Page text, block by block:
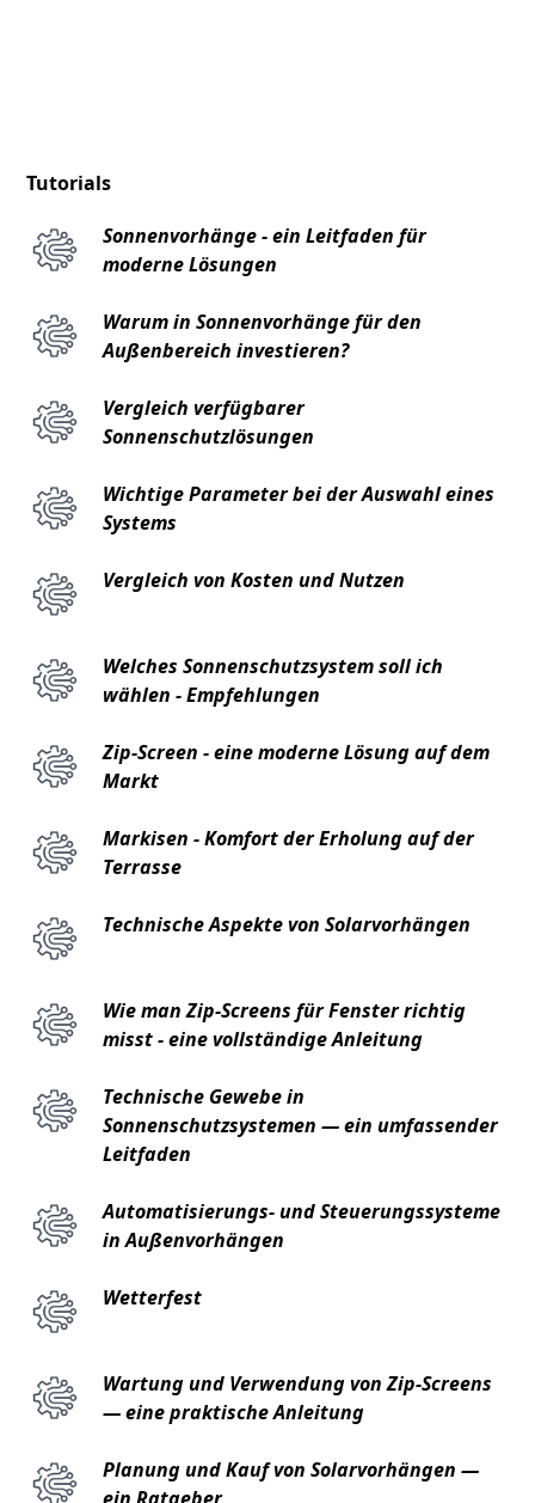
Tutorials
Sonnenvorhänge - ein Leitfaden für
moderne Lösungen
Warum in Sonnenvorhänge für den
Außenbereich investieren?
Vergleich verfügbarer
Sonnenschutzlösungen
Wichtige Parameter bei der Auswahl eines
Systems
Vergleich von Kosten und Nutzen
Welches Sonnenschutzsystem soll ich
wählen - Empfehlungen
Zip-Screen - eine moderne Lösung auf dem
Markt
Markisen - Komfort der Erholung auf der
Terrasse
Technische Aspekte von Solarvorhängen
Wie man Zip-Screens für Fenster richtig
misst - eine vollständige Anleitung
Technische Gewebe in
Sonnenschutzsystemen — ein umfassender
Leitfaden
Automatisierungs- und Steuerungssysteme
in Außenvorhängen
Wetterfest
Wartung und Verwendung von Zip-Screens
— eine praktische Anleitung
Planung und Kauf von Solarvorhängen —
ein Ratgeber